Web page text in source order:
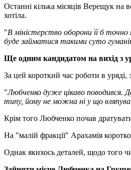
Останні кілька місяців Верещук
хотіла.
"В міністерство оборони її б
буде займатися такими суто
Ще одним кандидатом на вихід з
За цей короткий час роботи в
"Любченко дуже цікаво поводився.
типу, йому не можна ні у що
Крім того Любченко почав
На "малій фракції" Арахамія
Однак якихось деталей, щодо того